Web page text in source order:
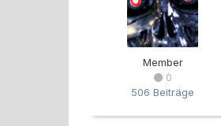
Member
0
506 Beiträge